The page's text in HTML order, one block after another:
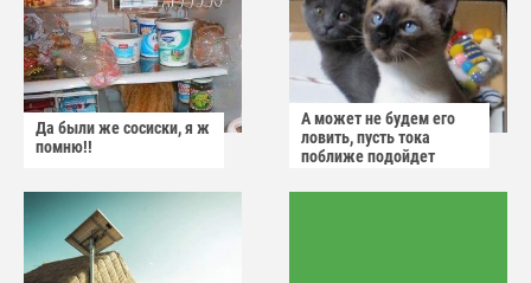
Да были же сосиски, я ж
помню!!
А может не будем его
ловить, пусть тока
поближе подойдет